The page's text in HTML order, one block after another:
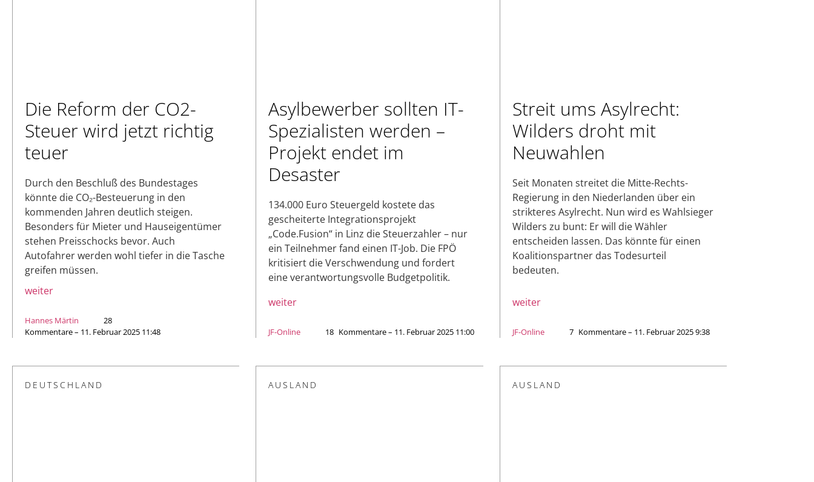
Die Reform der CO2-
Steuer wird jetzt richtig
teuer
Durch den Beschluß des Bundestages
könnte die CO₂-Besteuerung in den
kommenden Jahren deutlich steigen.
Besonders für Mieter und Hauseigentümer
stehen Preisschocks bevor. Auch
Autofahrer werden wohl tiefer in die Tasche
greifen müssen.
weiter
Hannes Märtin
28
Kommentare – 11. Februar 2025 11:48
Asylbewerber sollten IT-
Spezialisten werden –
Projekt endet im
Desaster
134.000 Euro Steuergeld kostete das
gescheiterte Integrationsprojekt
„Code.Fusion“ in Linz die Steuerzahler – nur
ein Teilnehmer fand einen IT-Job. Die FPÖ
kritisiert die Verschwendung und fordert
eine verantwortungsvolle Budgetpolitik.
weiter
JF-Online 18 Kommentare – 11. Februar 2025 11:00
Streit ums Asylrecht:
Wilders droht mit
Neuwahlen
Seit Monaten streitet die Mitte-Rechts-
Regierung in den Niederlanden über ein
strikteres Asylrecht. Nun wird es Wahlsieger
Wilders zu bunt: Er will die Wähler
entscheiden lassen. Das könnte für einen
Koalitionspartner das Todesurteil
bedeuten.
weiter
JF-Online 7 Kommentare – 11. Februar 2025 9:38
DEUTSCHLAND AUSLAND AUSLAND